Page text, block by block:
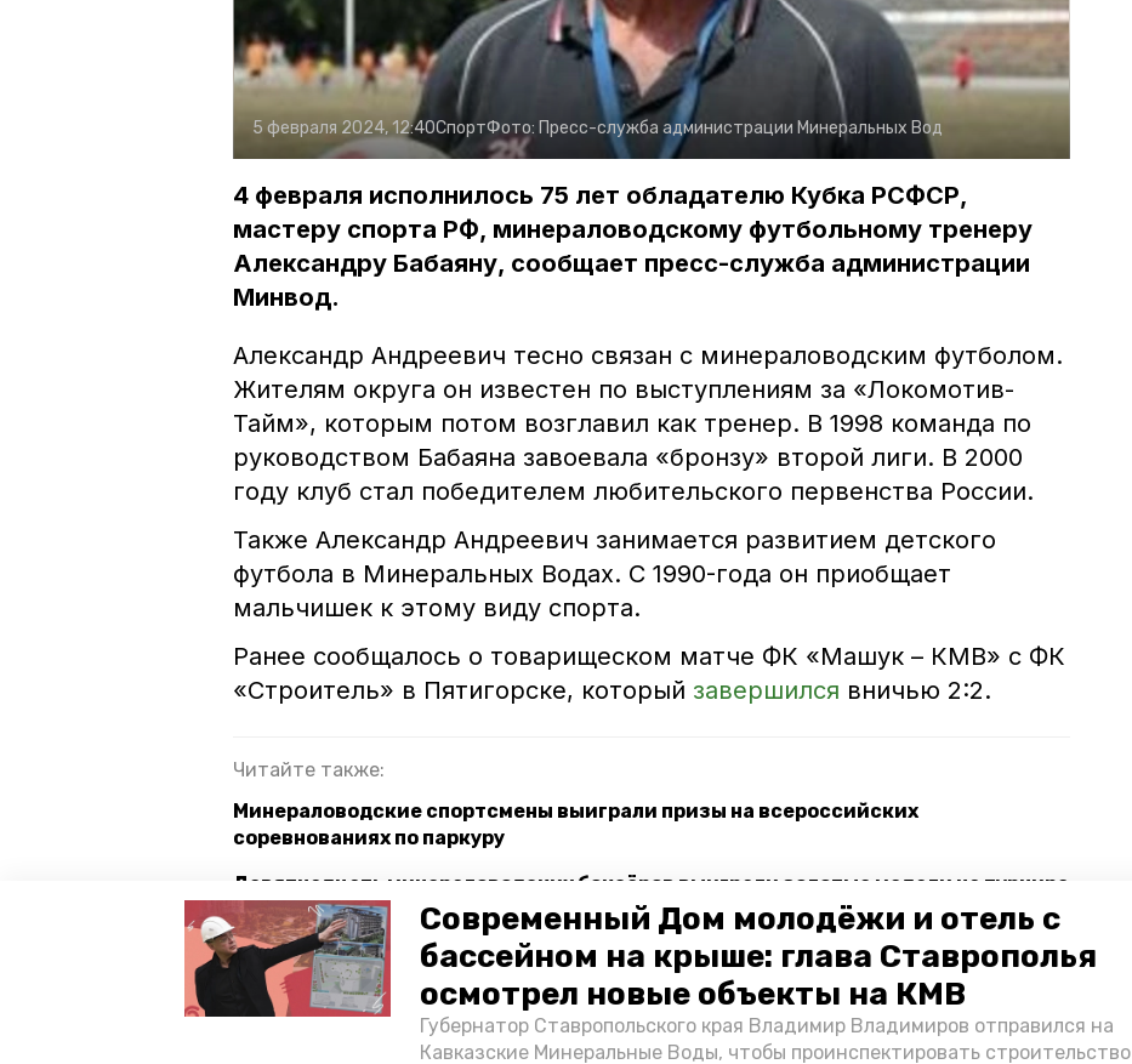
Современный Дом молодёжи и отель с
бассейном на крыше: глава Ставрополья
осмотрел новые объекты на КМВ
Губернатор Ставропольского края Владимир Владимиров отправился на
Кавказские Минеральные Воды, чтобы проинспектировать строительство
5 февраля 2024, 12:40СпортФото: Пресс-служба администрации Минеральных Вод
4 февраля исполнилось 75 лет обладателю Кубка РСФСР,
мастеру спорта РФ, минераловодскому футбольному тренеру
Александру Бабаяну, сообщает пресс-служба администрации
Минвод.
Александр Андреевич тесно связан с минераловодским футболом.
Жителям округа он известен по выступлениям за «Локомотив-
Тайм», которым потом возглавил как тренер. В 1998 команда по
руководством Бабаяна завоевала «бронзу» второй лиги. В 2000
году клуб стал победителем любительского первенства России.
Также Александр Андреевич занимается развитием детского
футбола в Минеральных Водах. С 1990-года он приобщает
мальчишек к этому виду спорта.
Ранее сообщалось о товарищеском матче ФК «Машук – КМВ» с ФК
«Строитель» в Пятигорске, который завершился вничью 2:2.
Читайте также:
Минераловодские спортсмены выиграли призы на всероссийских
соревнованиях по паркуру
Девятнадцать минераловодских боксёров выиграли золотые медали на турнире
Команда Минераловодского округа по спортивной борьбе победила в домашнем
турнире
футбол минеральные воды